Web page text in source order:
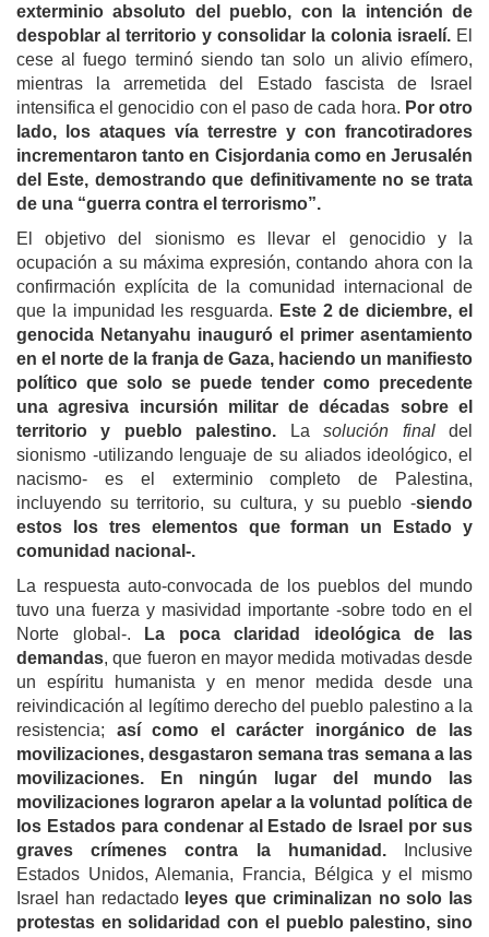
exterminio absoluto del pueblo, con la intención de
despoblar al territorio y consolidar la colonia israelí. El
cese al fuego terminó siendo tan solo un alivio efímero,
mientras la arremetida del Estado fascista de Israel
intensifica el genocidio con el paso de cada hora. Por otro
lado, los ataques vía terrestre y con francotiradores
incrementaron tanto en Cisjordania como en Jerusalén
del Este, demostrando que definitivamente no se trata
de una “guerra contra el terrorismo”.
El objetivo del sionismo es llevar el genocidio y la
ocupación a su máxima expresión, contando ahora con la
confirmación explícita de la comunidad internacional de
que la impunidad les resguarda. Este 2 de diciembre, el
genocida Netanyahu inauguró el primer asentamiento
en el norte de la franja de Gaza, haciendo un manifiesto
político que solo se puede tender como precedente
una agresiva incursión militar de décadas sobre el
territorio y pueblo palestino.
Lasolución finaldel
sionismo -utilizando lenguaje de su aliados ideológico, el
nacismo- es el exterminio completo de Palestina,
incluyendo su territorio, su cultura, y su pueblo -siendo
estos los tres elementos que forman un Estado y
comunidad nacional-.
La respuesta auto-convocada de los pueblos del mundo
tuvo una fuerza y masividad importante -sobre todo en el
Norte global-.
La poca claridad ideológica de las
demandas, que fueron en mayor medida motivadas desde
un espíritu humanista y en menor medida desde una
reivindicación al legítimo derecho del pueblo palestino a la
resistencia; así como el carácter inorgánico de las
movilizaciones, desgastaron semana tras semana a las
movilizaciones.
En ningún lugar del mundo las
movilizaciones lograron apelar a la voluntad política de
los Estados para condenar al Estado de Israel por sus
graves crímenes contra la humanidad.Inclusive
Estados Unidos, Alemania, Francia, Bélgica y el mismo
Israel han redactado leyes que criminalizan no solo las
protestas en solidaridad con el pueblo palestino, sino